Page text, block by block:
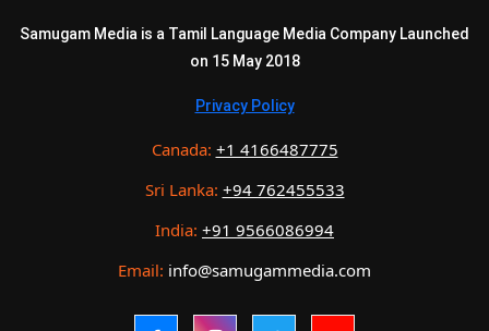
Samugam Media is a Tamil Language Media Company Launched
on 15 May 2018
Privacy Policy
Canada: +1 4166487775
Sri Lanka: +94 762455533
India: +91 9566086994
Email: info@samugammedia.com